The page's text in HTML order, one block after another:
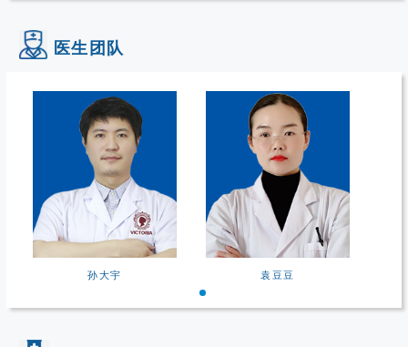
医生团队
孙大宇 袁豆豆